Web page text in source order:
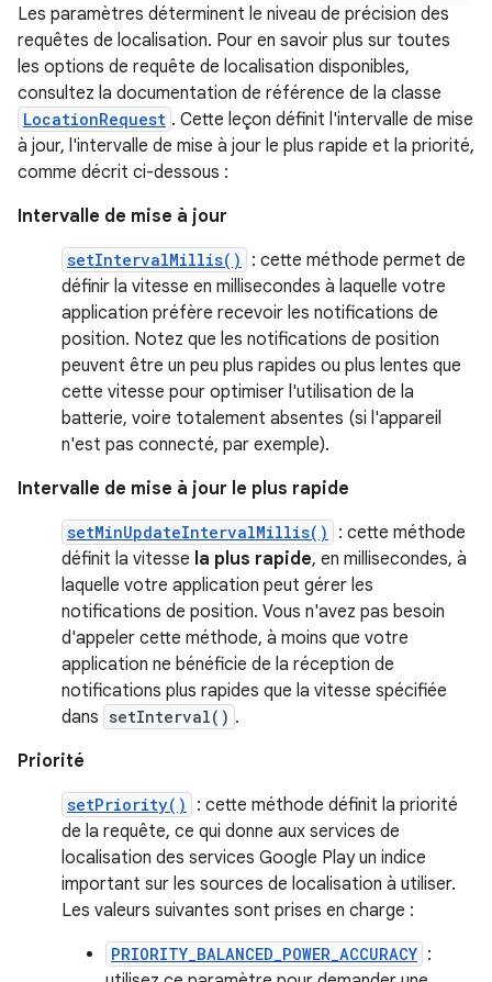
Les paramètres déterminent le niveau de précision des
requêtes de localisation. Pour en savoir plus sur toutes
les options de requête de localisation disponibles,
consultez la documentation de référence de la classe
LocationRequest . Cette leçon définit l'intervalle de mise
à jour, l'intervalle de mise à jour le plus rapide et la priorité,
comme décrit ci-dessous :
Intervalle de mise à jour
setIntervalMillis()
: cette méthode permet de
définir la vitesse en millisecondes à laquelle votre
application préfère recevoir les notifications de
position. Notez que les notifications de position
peuvent être un peu plus rapides ou plus lentes que
cette vitesse pour optimiser l'utilisation de la
batterie, voire totalement absentes (si l'appareil
n'est pas connecté, par exemple).
Intervalle de mise à jour le plus rapide
setMinUpdateIntervalMillis()
: cette méthode
définit la vitesse la plus rapide, en millisecondes, à
laquelle votre application peut gérer les
notifications de position. Vous n'avez pas besoin
d'appeler cette méthode, à moins que votre
application ne bénéficie de la réception de
notifications plus rapides que la vitesse spécifiée
dans setInterval() .
Priorité
setPriority()
: cette méthode définit la priorité
de la requête, ce qui donne aux services de
localisation des services Google Play un indice
important sur les sources de localisation à utiliser.
Les valeurs suivantes sont prises en charge :
PRIORITY_BALANCED_POWER_ACCURACY :